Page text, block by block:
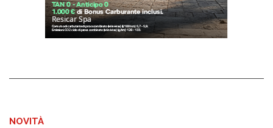
NOVITÀ